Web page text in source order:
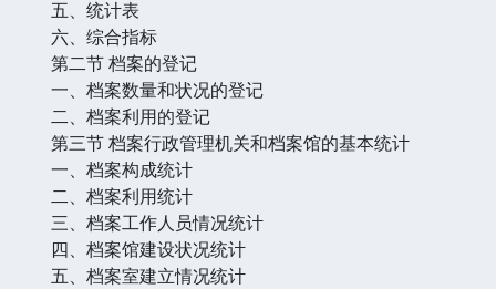
五、统计表
六、综合指标
第二节 档案的登记
一、档案数量和状况的登记
二、档案利用的登记
第三节 档案行政管理机关和档案馆的基本统计
一、档案构成统计
二、档案利用统计
三、档案工作人员情况统计
四、档案馆建设状况统计
五、档案室建立情况统计